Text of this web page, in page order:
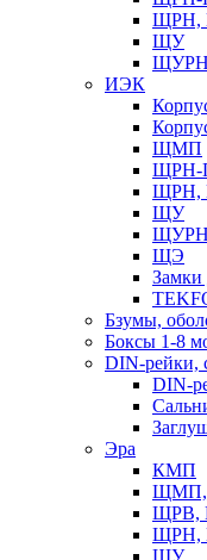
ЩРН,
ЩУ
ИЭК
ЩМП
ЩРН-
ЩРН,
ЩУ
ЩЭ
Замки
Бзумы,
Боксы 1-8
DIN-рейки,
DIN-
Эра
КМП
ЩРВ,
ЩРН,
ЩУ